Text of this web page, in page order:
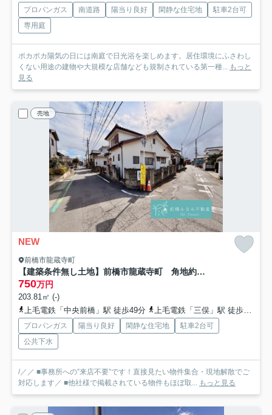
プロパンガス 南道路 陽当り良好 閑静な住宅地
駐車2台可
専用庭
ポカポカ陽気の日には南庭で日光浴を楽しめます。居住環境にふさわし
くない用途の建物や大規模な店舗なども規制されている第一種... もっと
見る
売地
NEW
前橋市龍蔵寺町
【建築条件無し土地】前橋市龍蔵寺町 角地約61坪、解体更地渡し、確定測量後渡し
750万円
203.81㎡ (-)
上毛電鉄「中央前橋」駅 徒歩49分
上毛電鉄「三俣」駅 徒歩51分
プロパンガス 陽当り良好 閑静な住宅地
駐車2台可
公共下水
/／／ ■事務所への”来店不要”です！直接見たい物件集合・現地解散でご
対応します／ ■他社様で掲載されている物件もほぼ取... もっと見る